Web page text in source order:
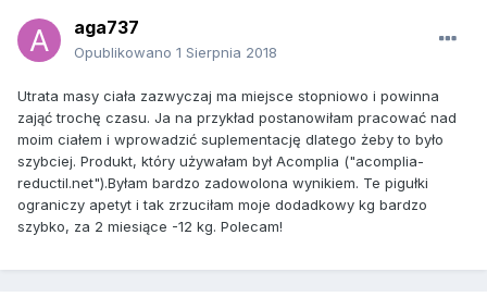
aga737
Opublikowano 1 Sierpnia 2018
Utrata masy ciała zazwyczaj ma miejsce stopniowo i powinna
zająć trochę czasu. Ja na przykład postanowiłam pracować nad
moim ciałem i wprowadzić suplementację dlatego żeby to było
szybciej. Produkt, który używałam był Acomplia ("acomplia-
reductil.net").Byłam bardzo zadowolona wynikiem. Te pigułki
ograniczy apetyt i tak zrzuciłam moje dodadkowy kg bardzo
szybko, za 2 miesiące -12 kg. Polecam!